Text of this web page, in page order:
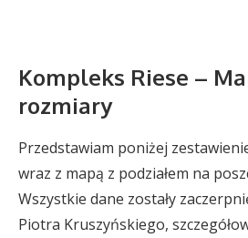
Kompleks Riese –
rozmiary
Przedstawiam poniżej
wraz z mapą z podziałem na
Wszystkie dane zostały
Piotra Kruszyńskiego,